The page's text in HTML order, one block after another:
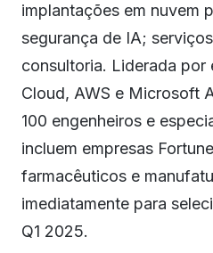
implantações em nuvem
segurança de IA;
consultoria. Liderada por
Cloud, AWS e Microsoft
100 engenheiros e
incluem empresas
farmacêuticos e
imediatamente para
Q1 2025.